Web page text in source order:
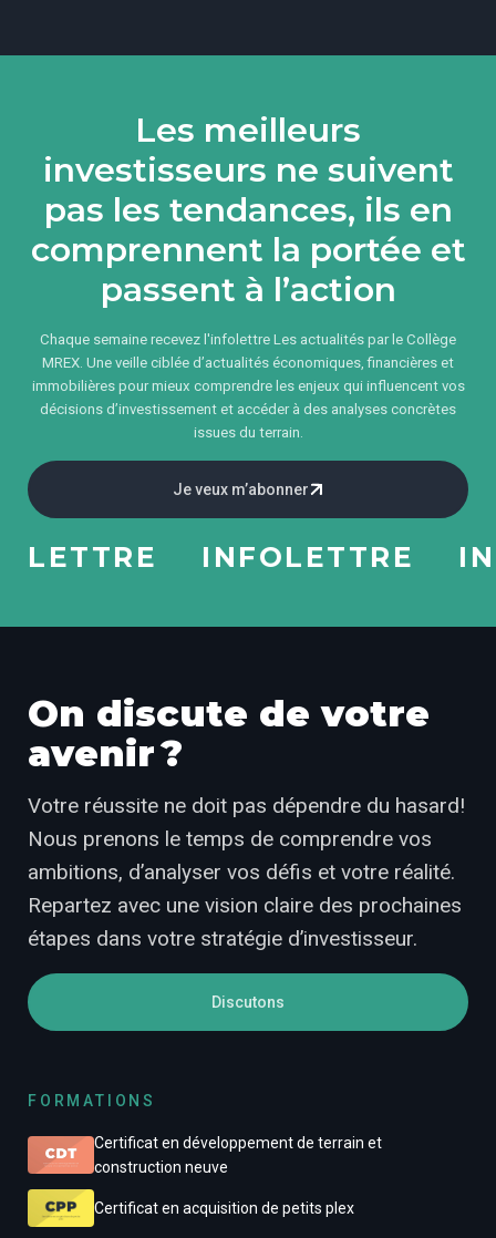
Les meilleurs
investisseurs ne suivent
pas les tendances, ils en
comprennent la portée et
passent à l’action
Chaque semaine recevez l'infolettre Les actualités par le Collège
MREX. Une veille ciblée d’actualités économiques, financières et
immobilières pour mieux comprendre les enjeux qui influencent vos
décisions d’investissement et accéder à des analyses concrètes
issues du terrain.
Je veux m’abonner
INFOLETTRE
On discute de votre
avenir ?
Votre réussite ne doit pas dépendre du hasard!
Nous prenons le temps de comprendre vos
ambitions, d’analyser vos défis et votre réalité.
Repartez avec une vision claire des prochaines
étapes dans votre stratégie d’investisseur.
Discutons
FORMATIONS
Certificat en développement de terrain et
construction neuve
Certificat en acquisition de petits plex